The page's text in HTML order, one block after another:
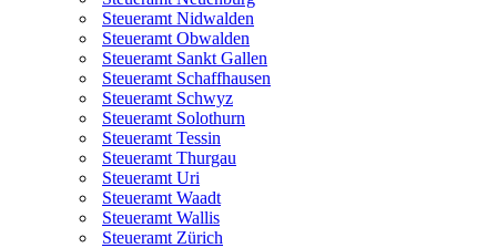
Steueramt Nidwalden
Steueramt Obwalden
Steueramt Sankt Gallen
Steueramt Schaffhausen
Steueramt Schwyz
Steueramt Solothurn
Steueramt Tessin
Steueramt Thurgau
Steueramt Uri
Steueramt Waadt
Steueramt Wallis
Steueramt Zürich